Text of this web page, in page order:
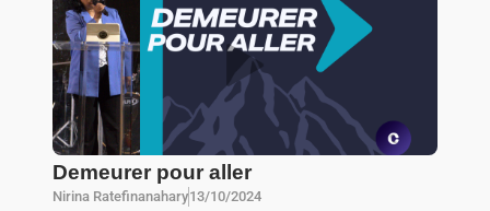
Demeurer pour aller
Nirina Ratefinanahary13/10/2024